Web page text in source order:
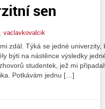
sen
vaclavkovalcik
zdál. Týká se jedné
býti na nástěnce výsledky
studentek, jež mi
Potkávám jednu […]